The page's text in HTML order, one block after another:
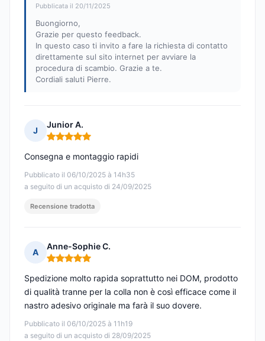
Pubblicata il 20/11/2025
Buongiorno,
Grazie per questo feedback.
In questo caso ti invito a fare la richiesta di contatto
direttamente sul sito internet per avviare la
procedura di scambio. Grazie a te.
Cordiali saluti Pierre.
J
Junior A.
Nota: 5 su 5
Pubblicato il 06/10/2025 à 14h35
a seguito di un acquisto di 24/09/2025
Consegna e montaggio rapidi
Recensione tradotta
A
Anne-Sophie C.
Nota: 5 su 5
Pubblicato il 06/10/2025 à 11h19
a seguito di un acquisto di 28/09/2025
Spedizione molto rapida soprattutto nei DOM, prodotto
di qualità tranne per la colla non è così efficace come il
nastro adesivo originale ma farà il suo dovere.